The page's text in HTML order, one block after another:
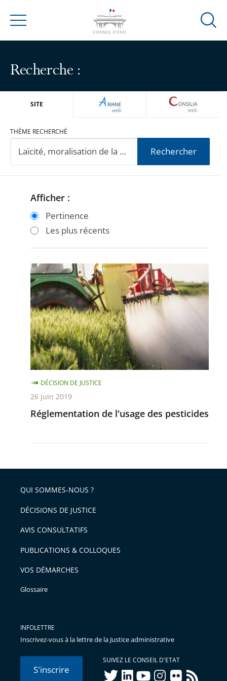
Menu
Ouvrir
Recherche :
SITE ARIANEWEB
THÈME RECHERCHÉ
Rechercher
Passer
filtres
après
Passer
filtres
avant
Afficher :
Pertinence
Les plus récents
Réglementation
de
l'usage
des
pesticides
Réglementation de l'usage des pesticides
DÉCISION DE JUSTICE
26 juin 2019
QUI SOMMES-NOUS ?
DÉCISIONS DE JUSTICE
AVIS CONSULTATIFS
PUBLICATIONS & COLLOQUES
VOS DÉMARCHES
Glossaire
INFOLETTRE
Inscrivez-vous à la lettre de la Justice administrative
S'inscrire
SUIVEZ LE CONSEIL D'ETAT
twitterlinkedInyoutubeinstagram
flickr rss